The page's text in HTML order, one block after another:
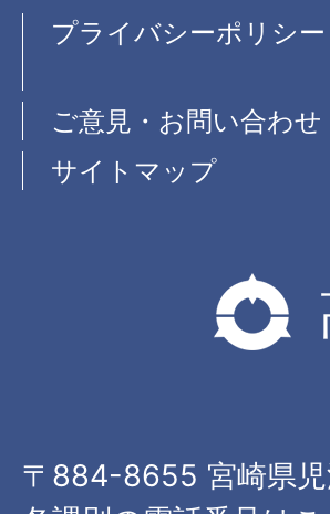
プライバシーポリシー
ご意見・お問い合わせ
サイトマップ
〒884-8655 宮崎県